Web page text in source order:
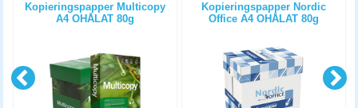
Kopieringspapper Multicopy
A4 OHÅLAT 80g
Kopieringspapper Nordic
Office A4 OHÅLAT 80g